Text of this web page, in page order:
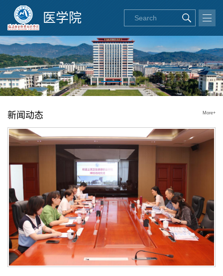
医学院
新闻动态 More+